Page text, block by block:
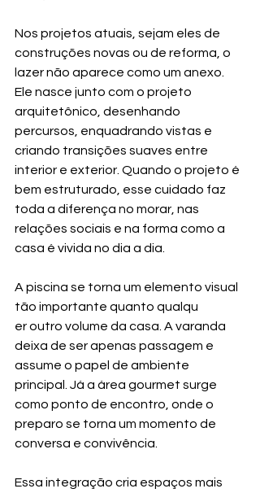
Nos projetos atuais, sejam eles de
construções novas ou de reforma, o
lazer não aparece como um anexo.
Ele nasce junto com o projeto
arquitetônico, desenhando
percursos, enquadrando vistas e
criando transições suaves entre
interior e exterior. Quando o projeto é
bem estruturado, esse cuidado faz
toda a diferença no morar, nas
relações sociais e na forma como a
casa é vivida no dia a dia.
A piscina se torna um elemento visual
tão importante quanto qualqu
er outro volume da casa. A varanda
deixa de ser apenas passagem e
assume o papel de ambiente
principal. Já a área gourmet surge
como ponto de encontro, onde o
preparo se torna um momento de
conversa e convivência.
Essa integração cria espaços mais